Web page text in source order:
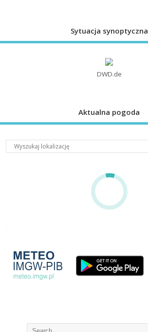
Sytuacja synoptyczna
DWD.de
Aktualna pogoda